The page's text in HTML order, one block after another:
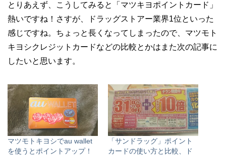
とりあえず、こうしてみると「マツキヨポイントカード」
熱いですね！さすが、ドラッグストアー業界1位といった
感じですね。ちょっと長くなってしまったので、マツモト
キヨシクレジットカードなどの比較とかはまた次の記事に
したいと思います。
マツモトキヨシでau wallet
を使うとポイントアップ！
「サンドラッグ」ポイント
カードの使い方と比較、ド